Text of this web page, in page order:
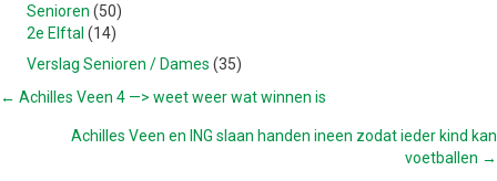
Senioren (50)
2e Elftal (14)
Verslag Senioren / Dames (35)
POSTS
NAVIGATION
← Achilles Veen 4 —> weet weer wat winnen is
Achilles Veen en ING slaan handen ineen zodat ieder kind kan
voetballen →